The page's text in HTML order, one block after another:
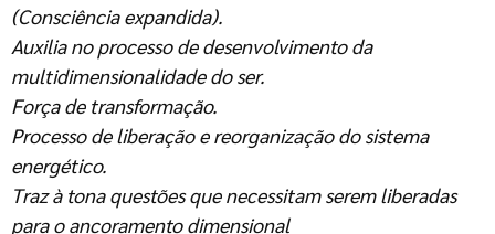
(Consciência expandida).
Auxilia no processo de desenvolvimento da
multidimensionalidade do ser.
Força de transformação.
Processo de liberação e reorganização do sistema
energético.
Traz à tona questões que necessitam serem liberadas
para o ancoramento dimensional